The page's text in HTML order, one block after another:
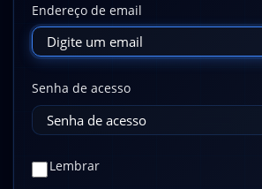
Endereço de email
Senha de acesso
Lembrar